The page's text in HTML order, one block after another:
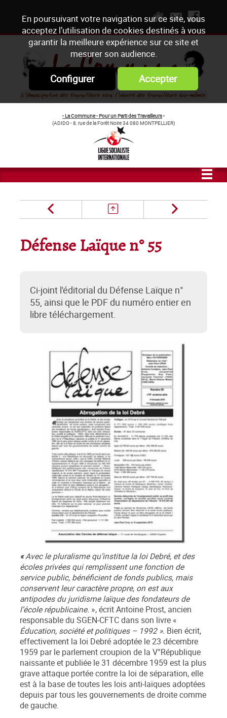
En poursuivant votre navigation sur ce site, vous
acceptez l’utilisation de cookies destinés à vous
garantir la meilleure expérience sur ce site et
mesurer son audience.
Configurer Accepter
- La Commune - Pour un Parti des Travailleurs-
(ADIDO - 8, rue de la Forêt Noire 34 080 MONTPELLIER)
Défense Laïque n° 55
Ci-joint l'éditorial du Défense Laïque n°
55, ainsi que le PDF du numéro entier en
libre téléchargement.
«Avec le pluralisme qu’institue la loi Debré, et des
écoles privées qui remplissent une fonction de
service public, bénéficient de fonds publics, mais
conservent leur caractère propre, on est aux
antipodes du juridisme laïque des fondateurs de
l’école républicaine. », écrit Antoine Prost, ancien
responsable du SGEN-CFTC dans son livre «
Éducation, société et politiques – 1992 ». Bien écrit,
effectivement la loi Debré adoptée le 23 décembre
1959 par le parlement croupion de la V°République
naissante et publiée le 31 décembre 1959 est la plus
grave attaque portée contre la loi de séparation, elle
est à la base de toutes les lois anti-laïques adoptées
depuis par tous les gouvernements de droite comme
de gauche.